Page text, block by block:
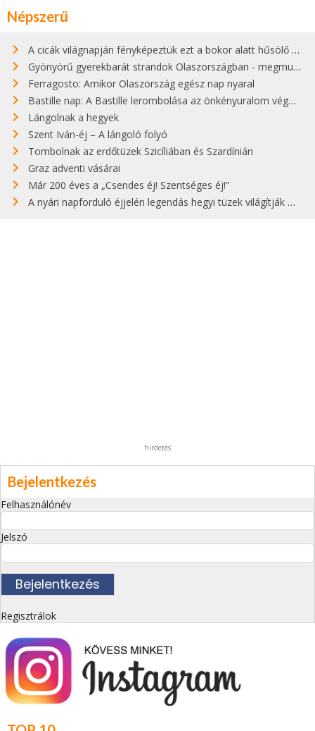
Népszerű
A cicák világnapján fényképeztük ezt a bokor alatt hűsölő cicát Kisorosziban
Gyönyörű gyerekbarát strandok Olaszországban - megmutatjuk a 15 legjobbat
Ferragosto: Amikor Olaszország egész nap nyaral
Bastille nap: A Bastille lerombolása az önkényuralom végét jelentette
Lángolnak a hegyek
Szent Iván-éj – A lángoló folyó
Tombolnak az erdőtüzek Szicíliában és Szardínián
Graz adventi vásárai
Már 200 éves a „Csendes éj! Szentséges éj!”
A nyári napforduló éjjelén legendás hegyi tüzek világítják meg Zugspitzét
hirdetés
Bejelentkezés
Felhasználónév
Jelszó
Regisztrálok